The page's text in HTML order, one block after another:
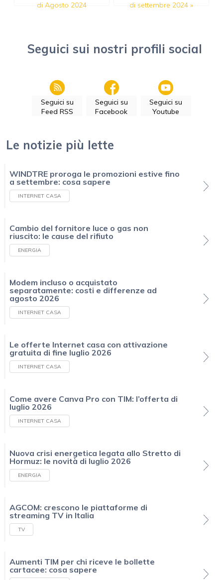
di Agosto 2024
di settembre 2024 »
Seguici sui nostri profili social
Seguici su
Feed RSS
Seguici su
Facebook
Seguici su
Youtube
Le notizie più lette
WINDTRE proroga le promozioni estive fino
a settembre: cosa sapere
INTERNET CASA
Cambio del fornitore luce o gas non
riuscito: le cause del rifiuto
ENERGIA
Modem incluso o acquistato
separatamente: costi e differenze ad
agosto 2026
INTERNET CASA
Le offerte Internet casa con attivazione
gratuita di fine luglio 2026
INTERNET CASA
Come avere Canva Pro con TIM: l’offerta di
luglio 2026
INTERNET CASA
Nuova crisi energetica legata allo Stretto di
Hormuz: le novità di luglio 2026
ENERGIA
AGCOM: crescono le piattaforme di
streaming TV in Italia
TV
Aumenti TIM per chi riceve le bollette
cartacee: cosa sapere